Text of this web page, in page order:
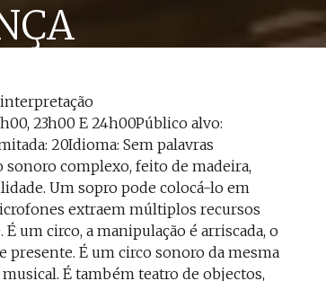
23h00 E 24h00Público alvo:
20Idioma: Sem palavras
sonoro complexo, feito de madeira,
Um sopro pode colocá-lo em
extraem múltiplos recursos
um circo, a manipulação é arriscada, o
presente. É um circo sonoro da mesma
É também teatro de objectos,